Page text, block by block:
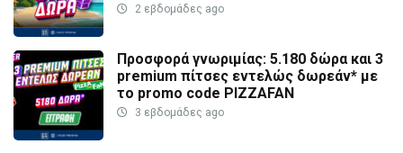
2 εβδομάδες ago
Προσφορά γνωριμίας: 5.180 δώρα και 3
premium πίτσες εντελώς δωρεάν* με
το promo code PIZZAFAN
3 εβδομάδες ago